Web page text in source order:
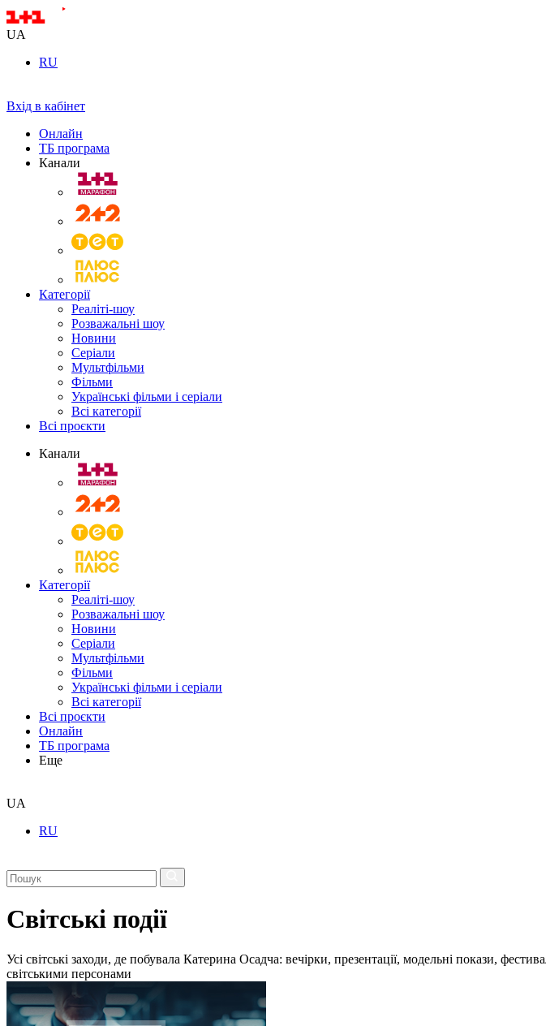
UA
RU
Вхід в кабінет
Онлайн
ТБ програма
Канали
Категорії
Реаліті-шоу
Розважальні шоу
Новини
Серіали
Мультфільми
Фільми
Українські фільми і серіали
Всі категорії
Всі проєкти
Канали
Категорії
Реаліті-шоу
Розважальні шоу
Новини
Серіали
Мультфільми
Фільми
Українські фільми і серіали
Всі категорії
Всі проєкти
Онлайн
ТБ програма
Еще
UA
RU
Світські події
Усі світські заходи, де побувала Катерина Осадча: вечірки, презентації, модельні покази,
світськими персонами